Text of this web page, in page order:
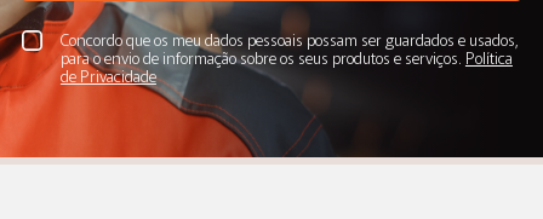
Concordo que os meu dados pessoais possam ser guardados e usados,
para o envio de informação sobre os seus produtos e serviços. Política
de Privacidade